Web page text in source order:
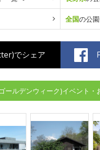
全国の公
でシェア
ールデンウィーク)イベント・